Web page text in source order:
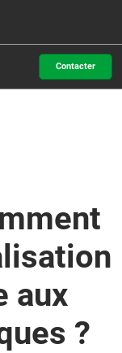
Contacter
aux
?